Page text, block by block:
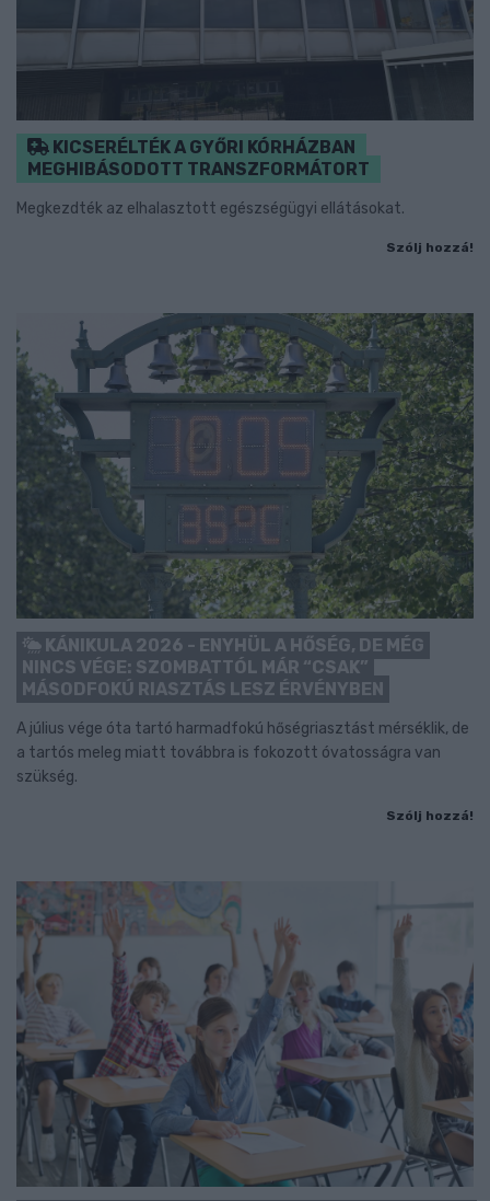
KICSERÉLTÉK A GYŐRI KÓRHÁZBAN
MEGHIBÁSODOTT TRANSZFORMÁTORT
Megkezdték az elhalasztott egészségügyi ellátásokat.
Szólj hozzá!
KÁNIKULA 2026 - ENYHÜL A HŐSÉG, DE MÉG
NINCS VÉGE: SZOMBATTÓL MÁR “CSAK”
MÁSODFOKÚ RIASZTÁS LESZ ÉRVÉNYBEN
A július vége óta tartó harmadfokú hőségriasztást mérséklik, de
a tartós meleg miatt továbbra is fokozott óvatosságra van
szükség.
Szólj hozzá!